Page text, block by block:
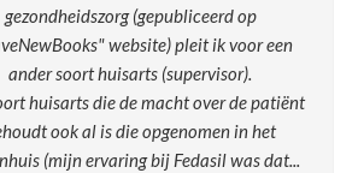
gezondheidszorg (gepubliceerd op
website) pleit ik voor een
ander soort huisarts (supervisor).
huisarts die de macht over de patiënt
ook al is die opgenomen in het
(mijn ervaring bij Fedasil was dat...